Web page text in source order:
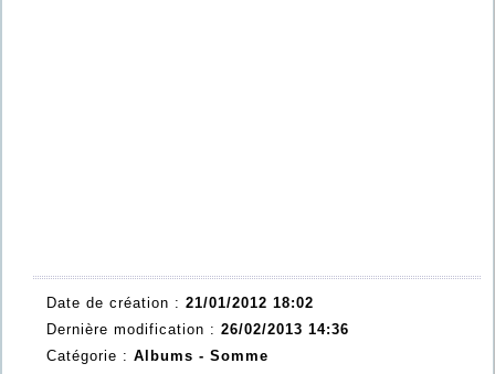
Date de création : 21/01/2012 18:02
Dernière modification : 26/02/2013 14:36
Catégorie : Albums - Somme